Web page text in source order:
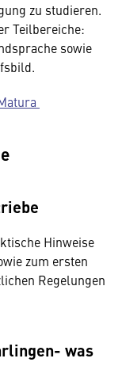
zu studieren.
Teilbereiche:
sowie
Hinweise
zum ersten
Regelungen
was